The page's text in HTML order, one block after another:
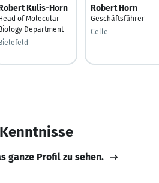
Kulis-Horn
of Molecular
Department
Robert Horn
Geschäftsführer
Celle
ganze Profil zu sehen.